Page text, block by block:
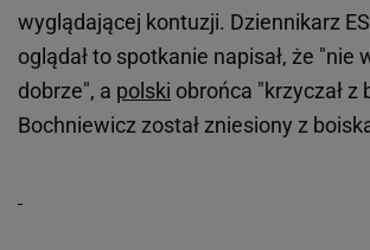
wyglądającej kontuzji. Dziennikarz
oglądał to spotkanie napisał, że "nie
dobrze", a polski obrońca "krzyczał z
Bochniewicz został zniesiony z